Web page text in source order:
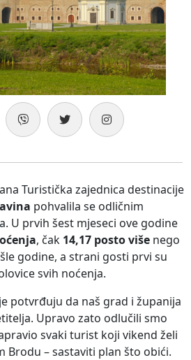
Turistička zajednica destinacije
pohvalila se odličnim
U prvih šest mjeseci ove godine
, čak 14,17 posto više nego
godine, a strani gosti prvi su
svih noćenja.
potvrđuju da naš grad i županija
Upravo zato odlučili smo
svaki turist koji vikend želi
Brodu – sastaviti plan što obići.